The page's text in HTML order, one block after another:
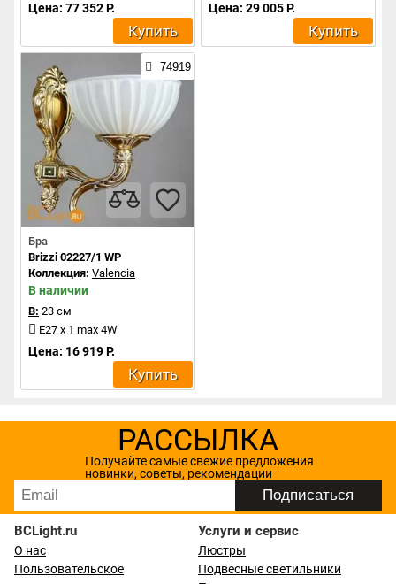
Цена: 77 352 Р.
Купить
Цена: 29 005 Р.
Купить
74919
Бра
Brizzi 02227/1 WP
Коллекция: Valencia
В наличии
В: 23 см
E27 x 1 max 4W
Цена: 16 919 Р.
Купить
РАССЫЛКА
Получайте самые свежие предложения
новинки, советы, рекомендации
BCLight.ru
О нас
Пользовательское
Услуги и сервис
Люстры
Подвесные светильники